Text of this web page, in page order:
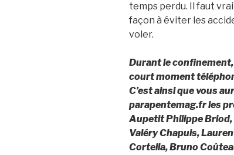
temps perdu. Il faut
façon à éviter les
voler.
Durant le
court moment
C’est ainsi que vous
parapentemag.fr les
Aupetit Philippe Briod,
Valéry Chapuis,
Cortella, Bruno